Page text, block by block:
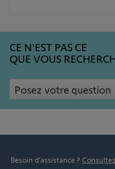
CE N'EST PAS CE
QUE VOUS
Posez votre question
Besoin d’assistance ?